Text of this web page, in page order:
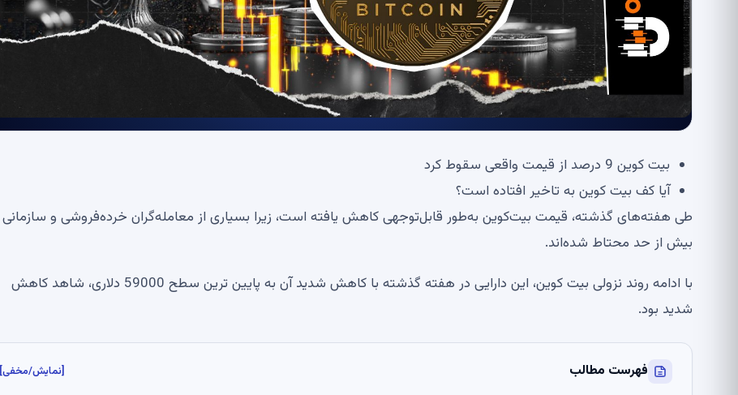
بیت کوین 9 درصد از قیمت واقعی سقوط کرد
آیا کف بیت کوین به تاخیر افتاده است؟
طی هفته‌های گذشته، قیمت بیت‌کوین به‌طور قابل‌توجهی کاهش یافته است، زیرا بسیاری از معامله‌گران خرده‌فروشی و سازمانی
بیش از حد محتاط شده‌اند.
با ادامه روند نزولی بیت کوین، این دارایی در هفته گذشته با کاهش شدید آن به پایین ترین سطح 59000 دلاری، شاهد کاهش
شدید بود.
فهرست مطالب [نمایش/مخفی]